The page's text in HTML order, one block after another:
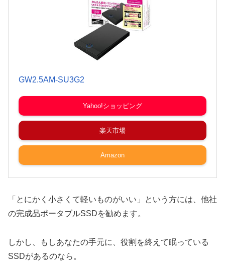
GW2.5AM-SU3G2
Yahoo!ショッピング
楽天市場
Amazon
「とにかく小さくて軽いものがいい」という方には、他社
の完成品ポータブルSSDを勧めます。
しかし、もしあなたの手元に、役割を終えて眠っている
SSDがあるのなら。